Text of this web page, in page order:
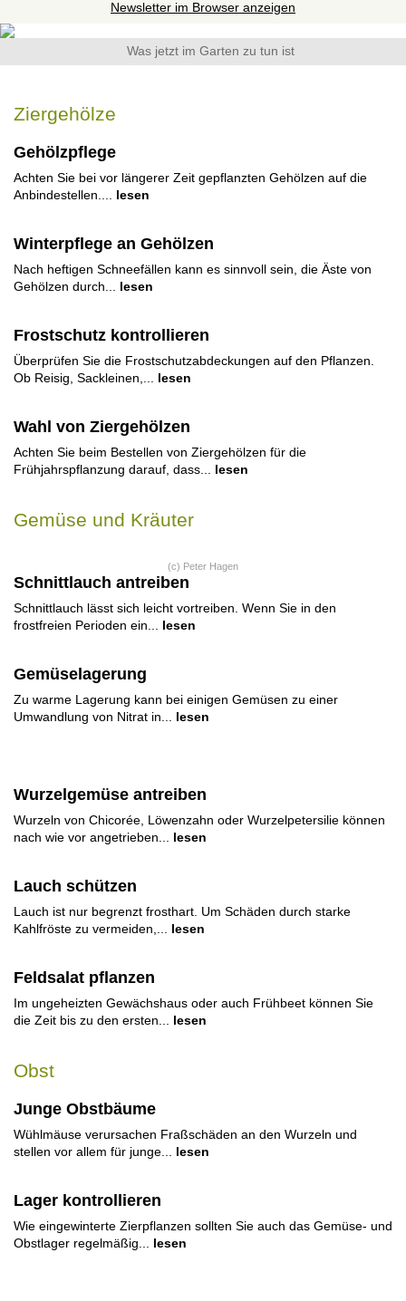
Newsletter im Browser anzeigen
Was jetzt im Garten zu tun ist
Ziergehölze
Gehölzpflege
Achten Sie bei vor längerer Zeit gepflanzten Gehölzen auf die
Anbindestellen....
lesen
Winterpflege an Gehölzen
Nach heftigen Schneefällen kann es sinnvoll sein, die Äste von
Gehölzen durch...
lesen
Frostschutz kontrollieren
Überprüfen Sie die Frostschutzabdeckungen auf den Pflanzen.
Ob Reisig, Sackleinen,...
lesen
Wahl von Ziergehölzen
Achten Sie beim Bestellen von Ziergehölzen für die
Frühjahrspflanzung darauf, dass...
lesen
Gemüse und Kräuter
(c) Peter Hagen
Schnittlauch antreiben
Schnittlauch lässt sich leicht vortreiben. Wenn Sie in den
frostfreien Perioden ein...
lesen
Gemüselagerung
Zu warme Lagerung kann bei einigen Gemüsen zu einer
Umwandlung von Nitrat in...
lesen
Wurzelgemüse antreiben
Wurzeln von Chicorée, Löwenzahn oder Wurzelpetersilie können
nach wie vor angetrieben...
lesen
Lauch schützen
Lauch ist nur begrenzt frosthart. Um Schäden durch starke
Kahlfröste zu vermeiden,...
lesen
Feldsalat pflanzen
Im ungeheizten Gewächshaus oder auch Frühbeet können Sie
die Zeit bis zu den ersten...
lesen
Obst
Junge Obstbäume
Wühlmäuse verursachen Fraßschäden an den Wurzeln und
stellen vor allem für junge...
lesen
Lager kontrollieren
Wie eingewinterte Zierpflanzen sollten Sie auch das Gemüse- und
Obstlager regelmäßig...
lesen